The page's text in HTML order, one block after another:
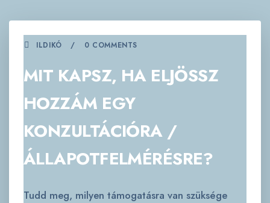
ILDIKÓ 0 COMMENTS
MIT KAPSZ, HA ELJÖSSZ
HOZZÁM EGY
KONZULTÁCIÓRA /
ÁLLAPOTFELMÉRÉSRE?
Tudd meg, milyen támogatásra van szüksége